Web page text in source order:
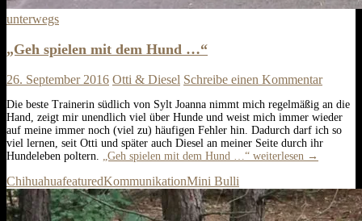
unterwegs
„Geh spielen mit dem Hund …“
26. September 2016 Otti & Diesel Schreibe einen Kommentar
Die beste Trainerin südlich von Sylt Joanna nimmt mich regelmäßig an die
Hand, zeigt mir unendlich viel über Hunde und weist mich immer wieder
auf meine immer noch (viel zu) häufigen Fehler hin. Dadurch darf ich so
viel lernen, seit Otti und später auch Diesel an meiner Seite durch ihr
Hundeleben poltern.
„Geh spielen mit dem Hund …“ weiterlesen →
ChihuahuafeaturedKommunikationMini Bulli